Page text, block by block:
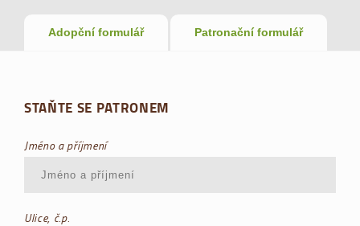
Adopční formulář Patronační formulář
STAŇTE SE PATRONEM
Jméno a příjmení
Ulice, č.p.